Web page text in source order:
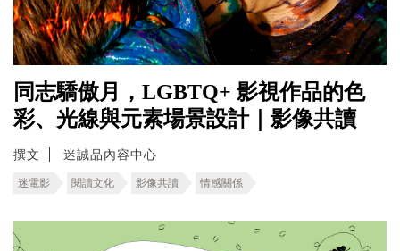
同志驕傲月，LGBTQ+ 影視作品的色
彩、光線與元素場景設計｜影像共讀
撰文 迷誠品內容中心
迷電影 閱讀文化 影像共讀 情感關係